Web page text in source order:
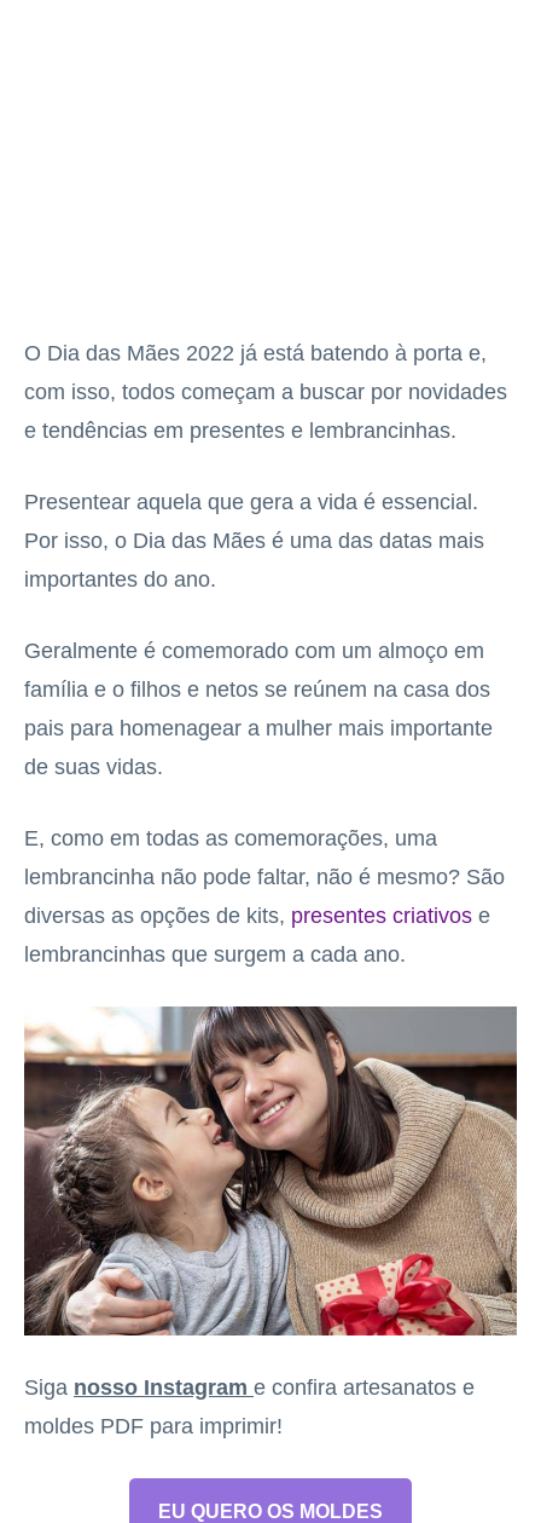
O Dia das Mães 2022 já está batendo à porta e,
com isso, todos começam a buscar por novidades
e tendências em presentes e lembrancinhas.
Presentear aquela que gera a vida é essencial.
Por isso, o Dia das Mães é uma das datas mais
importantes do ano.
Geralmente é comemorado com um almoço em
família e o filhos e netos se reúnem na casa dos
pais para homenagear a mulher mais importante
de suas vidas.
E, como em todas as comemorações, uma
lembrancinha não pode faltar, não é mesmo? São
diversas as opções de kits, presentes criativos e
lembrancinhas que surgem a cada ano.
Siga nosso Instagram e confira artesanatos e
moldes PDF para imprimir!
EU QUERO OS MOLDES